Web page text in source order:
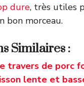
dure, très utiles
bon morceau.
Similaires :
travers de porc
lente et